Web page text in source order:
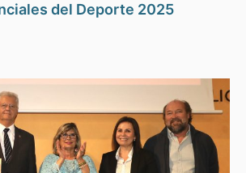
del Deporte 2025